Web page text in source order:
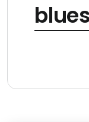
blues